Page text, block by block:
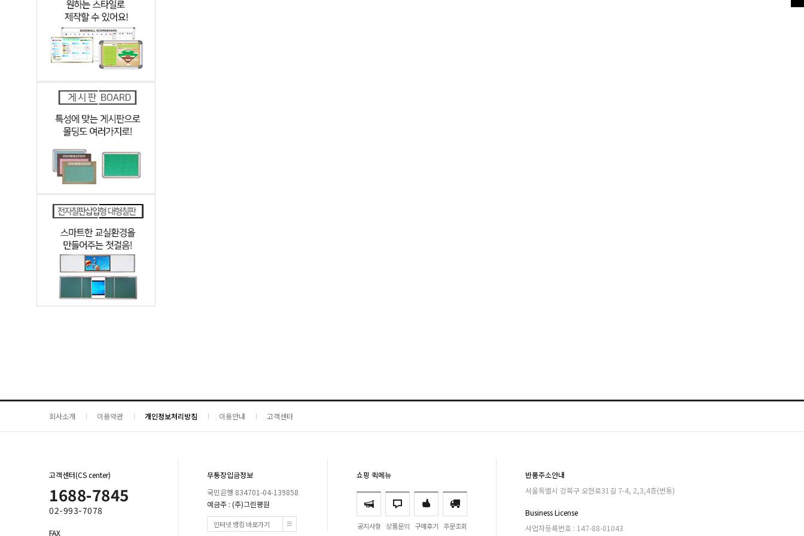
회사소개 이용약관 개인정보처리방침 이용안내 고객센터
고객센터(CS center)
1688-7845
02-993-7078
FAX
무통장입금정보
국민은행 834701-04-139858
예금주 : (주)그린평원
인터넷 뱅킹 바로가기
쇼핑 퀵메뉴
공지사항 상품문의 구매후기 주문조회
반품주소안내
서울특별시 강북구 오현로31길 7-4, 2,3,4층(번동)
Business License
사업자등록번호 : 147-88-01043